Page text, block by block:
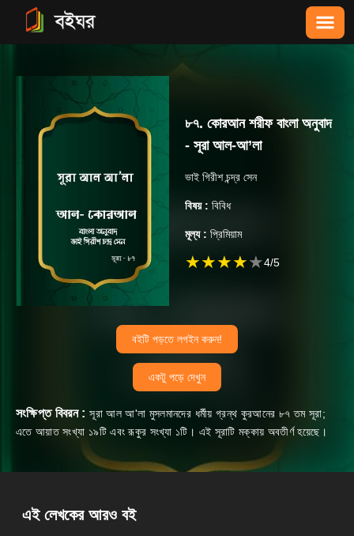
৮৭. কোরআন শরীফ বাংলা অনুবাদ
- সূরা আল-আ’লা
ভাই গিরীশ চন্দ্র সেন
বিষয় : বিবিধ
মূল্য : প্রিমিয়াম
★★★★★4/5
বইটি পড়তে লগইন করুন!
একটু পড়ে দেখুন
সংক্ষিপ্ত বিবরন : সূরা আল আ'লা মুসলমানদের ধর্মীয় গ্রন্থ কুরআনের ৮৭ তম সূরা;
এতে আয়াত সংখ্যা ১৯টি এবং রূকুর সংখ্যা ১টি। এই সূরাটি মক্কায় অবতীর্ণ হয়েছে।
এই লেখকের আরও বই